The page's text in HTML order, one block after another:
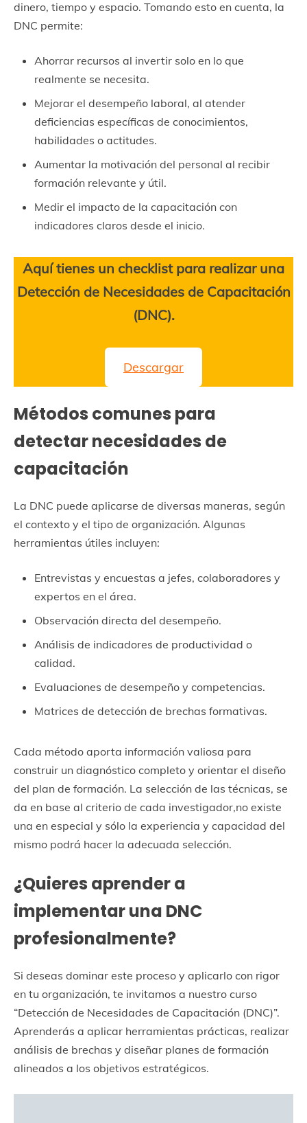
dinero, tiempo y espacio. Tomando esto en cuenta, la
DNC permite:
Ahorrar recursos al invertir solo en lo que
realmente se necesita.
Mejorar el desempeño laboral, al atender
deficiencias específicas de conocimientos,
habilidades o actitudes.
Aumentar la motivación del personal al recibir
formación relevante y útil.
Medir el impacto de la capacitación con
indicadores claros desde el inicio.
Aquí tienes un checklist para realizar una
Detección de Necesidades de Capacitación
(DNC).
Descargar
Métodos comunes para
detectar necesidades de
capacitación
La DNC puede aplicarse de diversas maneras, según
el contexto y el tipo de organización. Algunas
herramientas útiles incluyen:
Entrevistas y encuestas a jefes, colaboradores y
expertos en el área.
Observación directa del desempeño.
Análisis de indicadores de productividad o
calidad.
Evaluaciones de desempeño y competencias.
Matrices de detección de brechas formativas.
Cada método aporta información valiosa para
construir un diagnóstico completo y orientar el diseño
del plan de formación. La selección de las técnicas, se
da en base al criterio de cada investigador,no existe
una en especial y sólo la experiencia y capacidad del
mismo podrá hacer la adecuada selección.
¿Quieres aprender a
implementar una DNC
profesionalmente?
Si deseas dominar este proceso y aplicarlo con rigor
en tu organización, te invitamos a nuestro curso
“Detección de Necesidades de Capacitación (DNC)”.
Aprenderás a aplicar herramientas prácticas, realizar
análisis de brechas y diseñar planes de formación
alineados a los objetivos estratégicos.